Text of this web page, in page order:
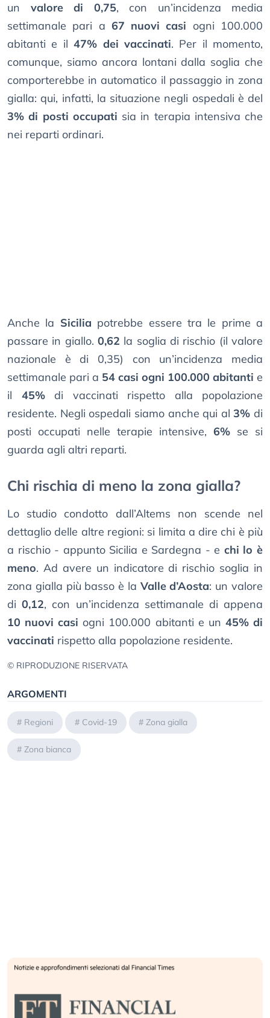
un valore di 0,75, con un’incidenza media
settimanale pari a 67 nuovi casi ogni 100.000
abitanti e il47% dei vaccinati. Per il momento,
comunque, siamo ancora lontani dalla soglia che
comporterebbe in automatico il passaggio in zona
gialla: qui, infatti, la situazione negli ospedali è del
3% di posti occupati sia in terapia intensiva che
nei reparti ordinari.
Anche la Sicilia potrebbe essere tra le prime a
passare in giallo. 0,62 la soglia di rischio (il valore
nazionale è di 0,35) con un’incidenza media
settimanale pari a 54 casi ogni 100.000 abitanti e
il 45%di vaccinati rispetto alla popolazione
residente. Negli ospedali siamo anche qui al3% di
posti occupati nelle terapie intensive, 6% se si
guarda agli altri reparti.
Chi rischia di meno la zona gialla?
Lo studio condotto dall’Altems non scende nel
dettaglio delle altre regioni: si limita a dire chi è più
a rischio - appunto Sicilia e Sardegna - e chi lo è
meno. Ad avere un indicatore di rischio soglia in
zona gialla più basso è la Valle d’Aosta: un valore
di0,12, con un’incidenza settimanale di appena
10 nuovi casi ogni 100.000 abitanti e un 45% di
vaccinati rispetto alla popolazione residente.
© RIPRODUZIONE RISERVATA
ARGOMENTI
# Regioni # Covid-19 # Zona gialla
# Zona bianca